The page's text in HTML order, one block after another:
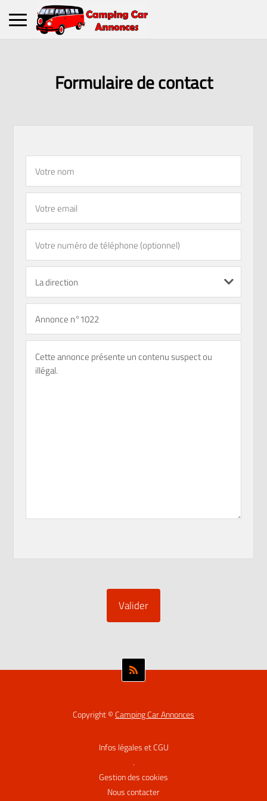
Formulaire de contact
Copyright ©Camping Car Annonces
Infos légales et CGU
.
Gestion des cookies
Nous contacter